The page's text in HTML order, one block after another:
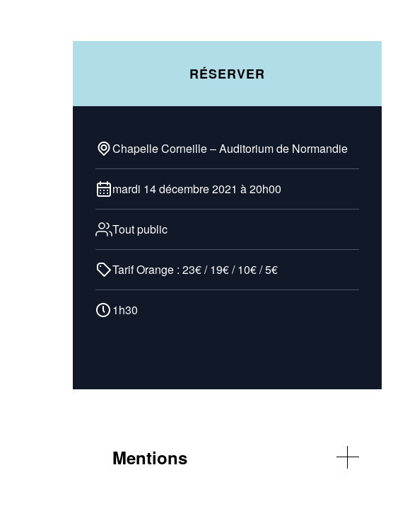
RÉSERVER
Chapelle Corneille – Auditorium de Normandie
mardi 14 décembre 2021 à 20h00
Tout public
Tarif Orange : 23€ / 19€ / 10€ / 5€
1h30
Mentions